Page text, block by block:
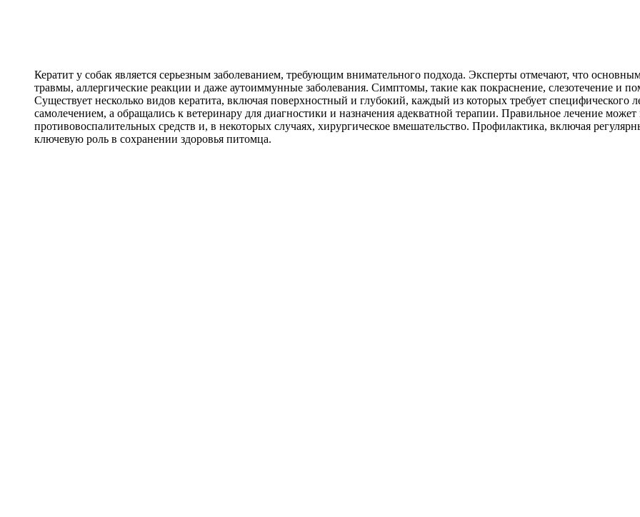
Кератит у собак является серьезным заболеванием, требующим внимательного подхода. Эксперты отмечают, что
травмы, аллергические реакции и даже аутоиммунные заболевания. Симптомы, такие как покраснение, слезотечение и
Существует несколько видов кератита, включая поверхностный и глубокий, каждый из которых требует
самолечением, а обращались к ветеринару для диагностики и назначения адекватной терапии. Правильное лечение
противовоспалительных средств и, в некоторых случаях, хирургическое вмешательство. Профилактика, включая
ключевую роль в сохранении здоровья питомца.